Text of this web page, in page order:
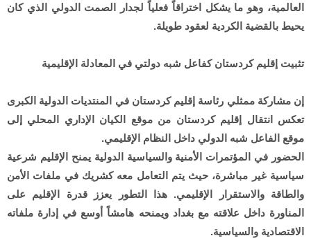
العالمية، وهو ما يشكل اختراقاً فعلياً لجدار الصمت الدولي الذي كان
يحيط بالقضية الكردية لعقود طويلة.
تثبيت إقليم كردستان كفاعل شبه دولتي في المعادلة الإقليمية
إن مشاركة ممثلي رئاسة إقليم كردستان في المنتديات الدولية الكبرى
تعكس انتقال إقليم كردستان من موقع الكيان الإداري المحلي إلى
موقع الفاعل شبه الدولي داخل النظام الإقليمي.
الحضور في المؤتمرات الأمنية والسياسية الدولية يمنح الإقليم شرعية
سياسية غير مباشرة، حيث يتم التعامل معه كشريك في ملفات الأمن
والطاقة والاستقرار الإقليمي. هذا التطور يعزز قدرة الإقليم على
المناورة داخل علاقته مع بغداد ويمنحه هامشاً أوسع في إدارة ملفاته
الاقتصادية والسياسية.